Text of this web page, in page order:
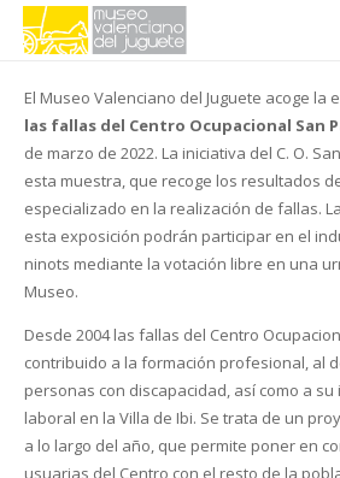
El Museo Valenciano del Juguete acoge la
las fallas del Centro Ocupacional San
de marzo de 2022. La iniciativa del C. O.
esta muestra, que recoge los resultados
especializado en la realización de fallas.
esta exposición podrán participar en el
ninots mediante la votación libre en una
Museo.
Desde 2004 las fallas del Centro
contribuido a la formación profesional, al
personas con discapacidad, así como a
laboral en la Villa de Ibi. Se trata de un
a lo largo del año, que permite poner en
usuarias del Centro con el resto de la